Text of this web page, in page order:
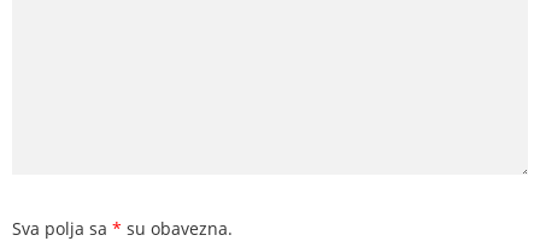
Sva polja sa * su obavezna.